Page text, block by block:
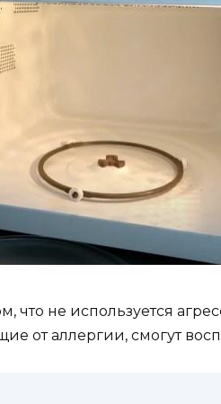
что не используется
от аллергии, смогут